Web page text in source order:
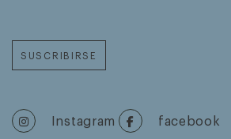
SUSCRIBIRSE